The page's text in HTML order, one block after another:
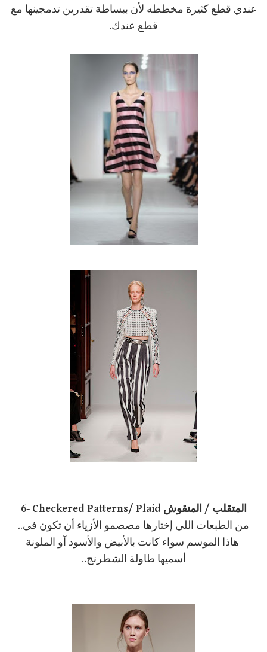
عندي قطع كثيرة مخططه لأن ببساطة تقدرين تدمجينها مع
قطع عندك.
6- Checkered Patterns/ Plaid المتقلب / المنقوش
..من الطبعات اللي إختارها مصصمو الأزياء أن تكون في
أسميها طاولة الشطرنج..